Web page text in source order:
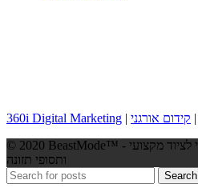
360i Digital Marketing | | קידום אורגני
© 2020 BeastMode™ - כל הזכויות שמורות - ספק ארצי לציוד מקצועי
ותסופי תזונה
Search